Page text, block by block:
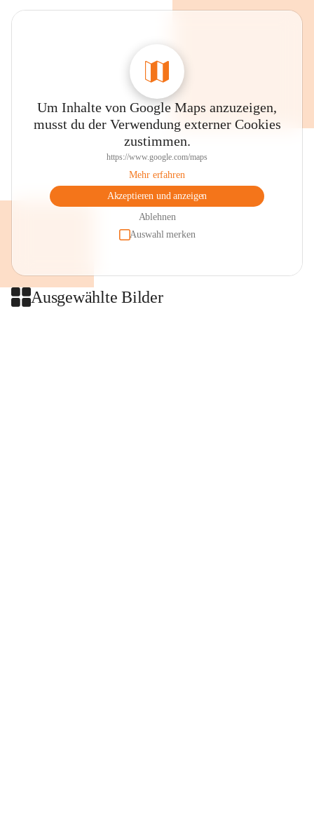
Um Inhalte von Google Maps anzuzeigen,
musst du der Verwendung externer Cookies
zustimmen.
https://www.google.com/maps
Mehr erfahren
Akzeptieren und anzeigen
Ablehnen
Auswahl merken
Ausgewählte Bilder